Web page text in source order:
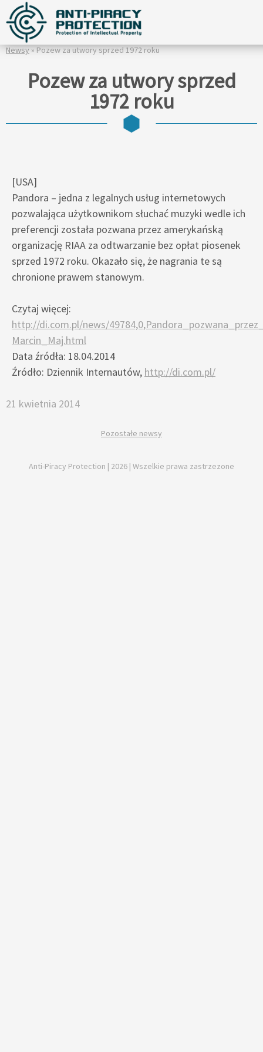
Newsy» Pozew za utwory sprzed 1972 roku
Pozew za utwory sprzed
1972 roku
[USA]
Pandora – jedna z legalnych usług internetowych
pozwalająca użytkownikom słuchać muzyki wedle ich
preferencji została pozwana przez amerykańską
organizację RIAA za odtwarzanie bez opłat piosenek
sprzed 1972 roku. Okazało się, że nagrania te są
chronione prawem stanowym.
Czytaj więcej:
http://di.com.pl/news/
Marcin_Maj.html
Data źródła: 18.04.2014
Źródło: Dziennik Internautów, http://di.com.pl/
21 kwietnia 2014
Pozostałe newsy
Anti-Piracy Protection | 2026 | Wszelkie prawa zastrzezone